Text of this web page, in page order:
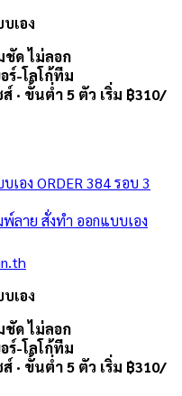
เอง
ด ไม่ลอก
ร์-โลโก้ทีม
· ขั้นต่ำ 5 ตัว เริ่ม ฿310/
ลาย สั่งทำ ออกแบบเอง
เอง
ด ไม่ลอก
ร์-โลโก้ทีม
· ขั้นต่ำ 5 ตัว เริ่ม ฿310/